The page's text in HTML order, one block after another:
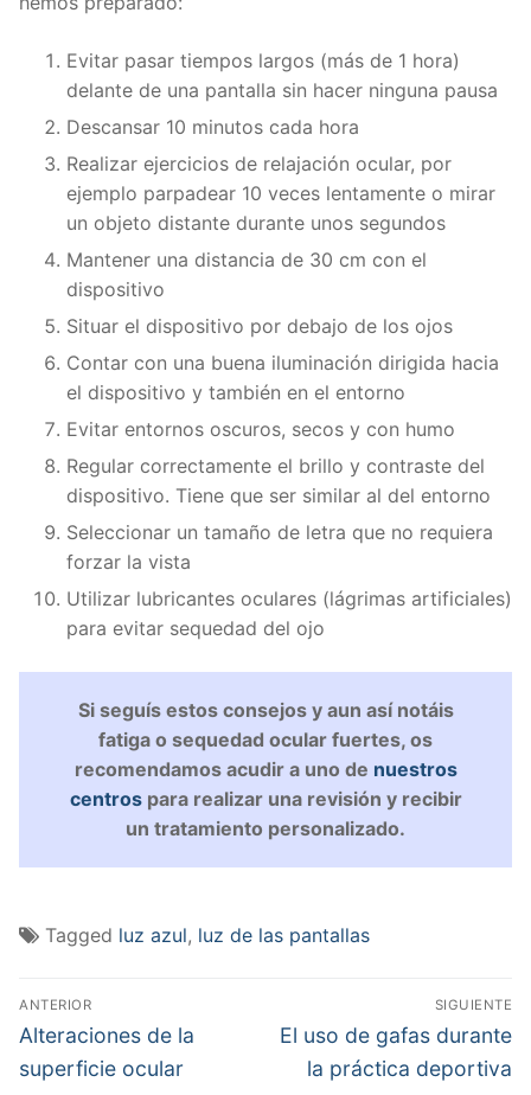
Evitar pasar tiempos largos (más de 1 hora)
delante de una pantalla sin hacer ninguna pausa
Descansar 10 minutos cada hora
Realizar ejercicios de relajación ocular, por
ejemplo parpadear 10 veces lentamente o mirar
un objeto distante durante unos segundos
Mantener una distancia de 30 cm con el
dispositivo
Situar el dispositivo por debajo de los ojos
Contar con una buena iluminación dirigida hacia
el dispositivo y también en el entorno
Evitar entornos oscuros, secos y con humo
Regular correctamente el brillo y contraste del
dispositivo. Tiene que ser similar al del entorno
Seleccionar un tamaño de letra que no requiera
forzar la vista
Utilizar lubricantes oculares (lágrimas artificiales)
para evitar sequedad del ojo
Si seguís estos consejos y aun así notáis
fatiga o sequedad ocular fuertes, os
recomendamos acudir a uno de nuestros
centrospara realizar una revisión y recibir
un tratamiento personalizado.
Tagged luz azul, luz de las pantallas
Navegación
de
entradas
ANTERIOR
Previous
post:
Alteraciones de la
superficie ocular
SIGUIENTE
Next
post:
El uso de gafas durante
la práctica deportiva